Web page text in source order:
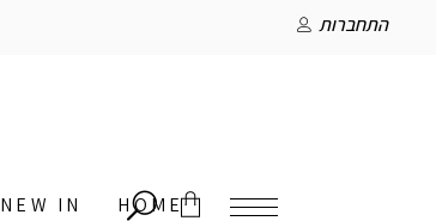
התחברות
HOME
NEW IN